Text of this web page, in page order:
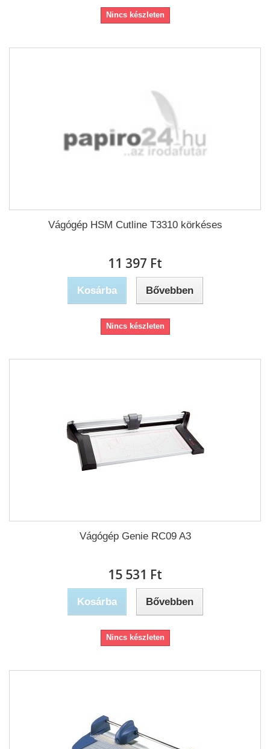
Nincs készleten
Vágógép HSM Cutline T3310 körkéses
11 397 Ft‎
Kosárba Bővebben
Nincs készleten
Vágógép Genie RC09 A3
15 531 Ft‎
Kosárba Bővebben
Nincs készleten